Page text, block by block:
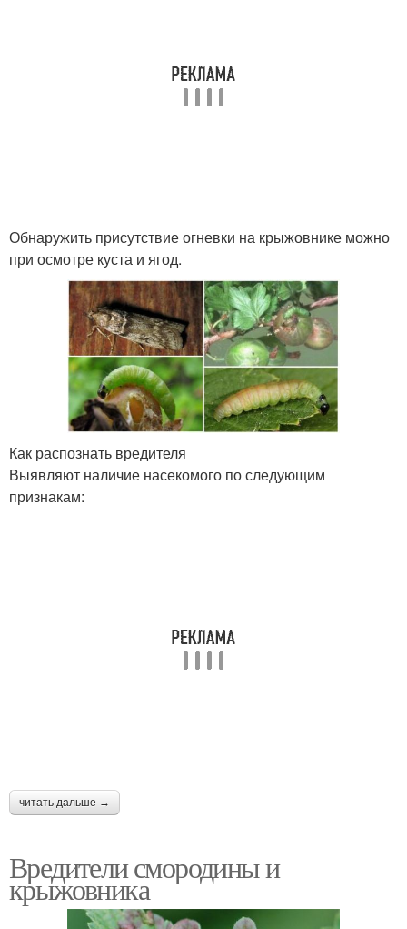
Обнаружить присутствие огневки на крыжовнике можно
при осмотре куста и ягод.
Как распознать вредителя
Выявляют наличие насекомого по следующим
признакам:
читать дальше →
Вредители смородины и
крыжовника